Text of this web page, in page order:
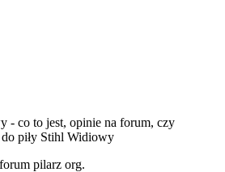
pilarz org.